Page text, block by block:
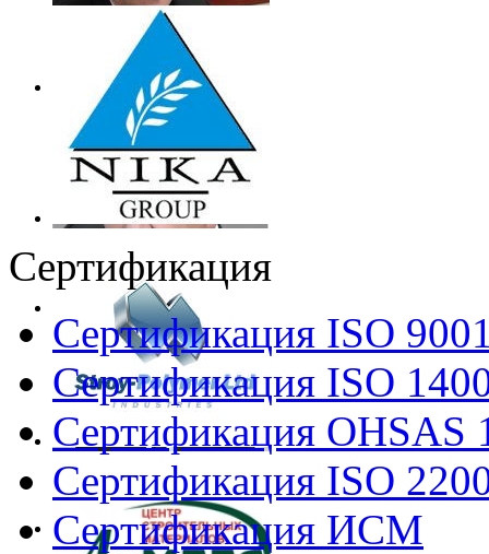
Сертификация
Сертификация ISO
Сертификация ISO
Сертификация OHSAS
Сертификация ISO
Сертификация ИСМ